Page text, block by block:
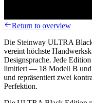
Return to overview
Die Steinway ULTRA
vereint höchste
Designsprache. Jede
limitiert — 18 Modell B
und repräsentiert zwei
Perfektion.